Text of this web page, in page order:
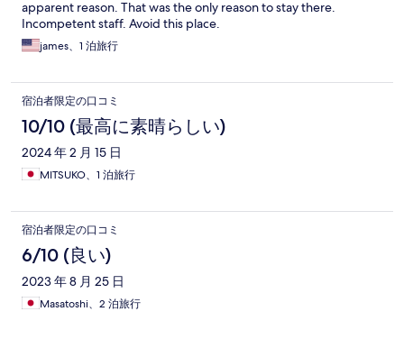
apparent reason. That was the only reason to stay there.
Incompetent staff. Avoid this place.
james、1 泊旅行
宿泊者限定の口コミ
10/10 (最高に素晴らしい)
2024 年 2 月 15 日
MITSUKO、1 泊旅行
宿泊者限定の口コミ
6/10 (良い)
2023 年 8 月 25 日
Masatoshi、2 泊旅行